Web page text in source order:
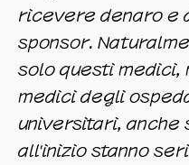
ricevere denaro e
sponsor.
solo questi medici,
medici degli
universitari, anche
all'inizio stanno